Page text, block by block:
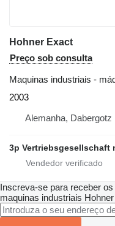
Hohner Exact
Preço sob consulta
Maquinas industriais -
2003
Alemanha, Dabergotz
3p Vertriebsgesellschaft
Inscreva-se para receber
maquinas industriais Hohner